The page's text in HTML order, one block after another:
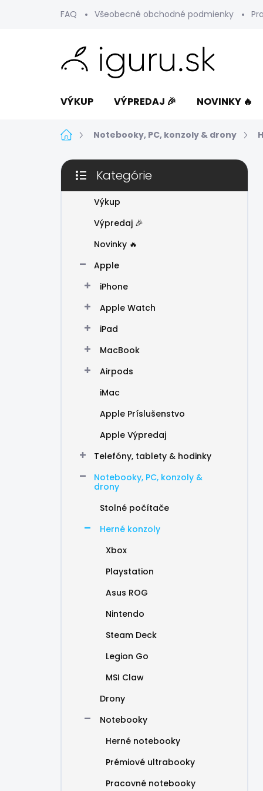
FAQ Všeobecné obchodné podmienky
VÝKUP VÝPREDAJ 🎉 NOVINKY 🔥
DomovNotebooky, PC, konzoly & drony
B
č
Preskočiť
kategórie
Kategórie
Výkup
Výpredaj 🎉
Novinky 🔥
Apple
iPhone
Apple Watch
iPad
MacBook
Airpods
iMac
Apple Príslušenstvo
Apple Výpredaj
Telefóny, tablety & hodinky
Notebooky, PC, konzoly &
drony
Stolné počítače
Herné konzoly
Xbox
Playstation
Asus ROG
Nintendo
Steam Deck
Legion Go
MSI Claw
Drony
Notebooky
Herné notebooky
Prémiové ultrabooky
Pracovné notebooky